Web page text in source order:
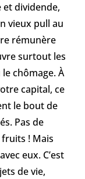
et dividende,
vieux pull au
rémunère
surtout les
chômage. À
capital, ce
le bout de
Pas de
! Mais
eux. C’est
de vie,